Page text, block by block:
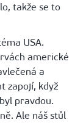
takže se to
USA.
americké
a
zapojí, když
pravdou.
Ale náš stůl